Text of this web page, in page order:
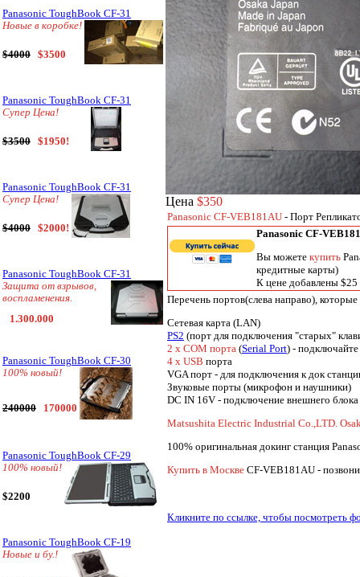
Panasonic ToughBook CF-31
Новые в коробке!
$4000 $3500
Panasonic ToughBook CF-31
Супер Цена!
$3500 $1950!
Panasonic ToughBook CF-31
Супер Цена!
$4000 $2000!
Panasonic ToughBook CF-31
Защита от взрывов,
воспламенения.
1.300.000
Panasonic ToughBook CF-30
100% новый!
240000 170000
Panasonic ToughBook CF-29
100% новый!
$2200
Panasonic ToughBook CF-19
Новые и бу.!
Цена $350
Panasonic CF-VEB181AU - Порт
Panasonic CF-
Вы можете купить
кредитные карты)
К цене добавлены $25
Перечень портов(слева направо),
Сетевая карта (LAN)
PS2 (порт для подключения "старых"
2 x COM порта (Serial Port) - подключайте
4 x USB порта
VGA порт - для подключения к док
Звуковые порты (микрофон и наушники)
DC IN 16V - подключение внешнего
Matsushita Electric Industrial Co.,LTD.
100% оригинальная докинг станция
Купить в Москве CF-VEB181AU -
Кликните по ссылке, чтобы посмотреть